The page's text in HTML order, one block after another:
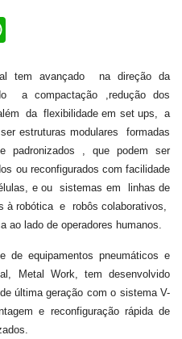
tem avançado na direção da
a compactação ,redução dos
da flexibilidade em set ups, a
estruturas modulares formadas
padronizados , que podem ser
ou reconfigurados com facilidade
e ou sistemas em linhas de
à robótica e robôs colaborativos,
ao lado de operadores humanos.
de equipamentos pneumáticos e
Metal Work, tem desenvolvido
última geração com o sistema V-
e reconfiguração rápida de